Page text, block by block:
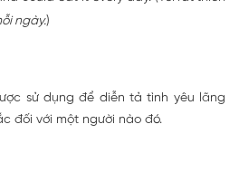
ngày.)
sử dụng để diễn tả tình yêu lãng
đối với một người nào đó.